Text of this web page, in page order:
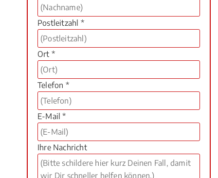
Postleitzahl *
Ort *
Telefon *
E-Mail *
Ihre Nachricht